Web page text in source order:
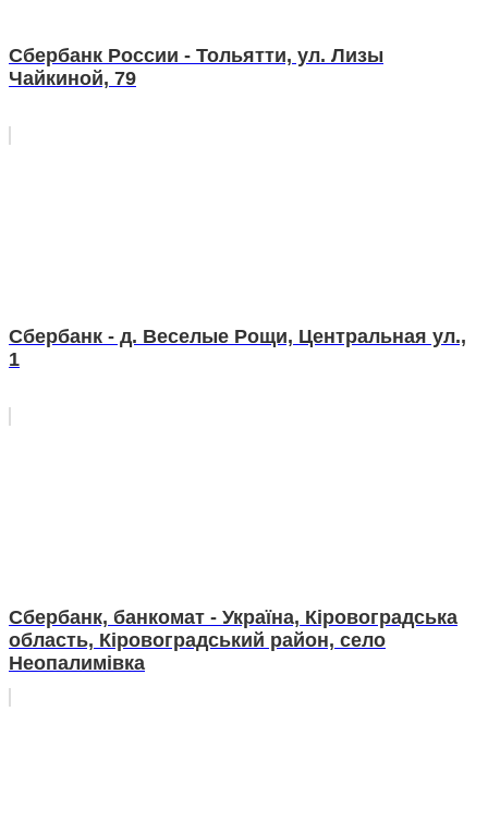
Сбербанк России - Тольятти, ул. Лизы
Чайкиной, 79
Сбербанк - д. Веселые Рощи, Центральная ул.,
1
Сбербанк, банкомат - Україна, Кіровоградська
область, Кіровоградський район, село
Неопалимівка